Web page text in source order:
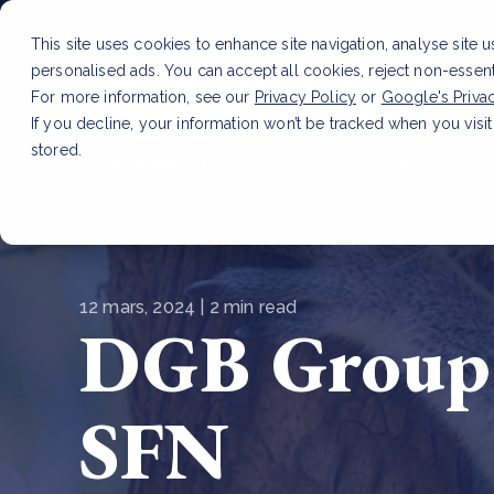
This site uses cookies to enhance site navigation, analyse site
personalised ads. You can accept all cookies, reject non-
For more information, see our Privacy Policy or Google's
If you decline, your information won’t be tracked when you
stored.
12 mars, 2024 | 2 min read
DGB
SFN